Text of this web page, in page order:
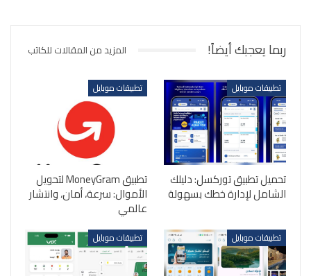
ربما يعجبك أيضاً! المزيد من المقالات للكاتب
تطبيقات موبايل
تحميل تطبيق توركسل: دليلك
الشامل لإدارة خطك بسهولة
تطبيقات موبايل
تطبيق MoneyGram لتحويل
الأموال: سرعة، أمان، وانتشار
عالمي
تطبيقات موبايل تطبيقات موبايل